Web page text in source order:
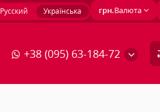
грн.Валюта
Русский Українська
+38 (095) 63-184-72